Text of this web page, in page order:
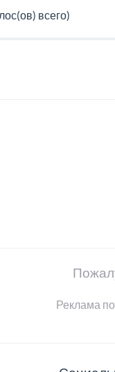
всего)
Реклама